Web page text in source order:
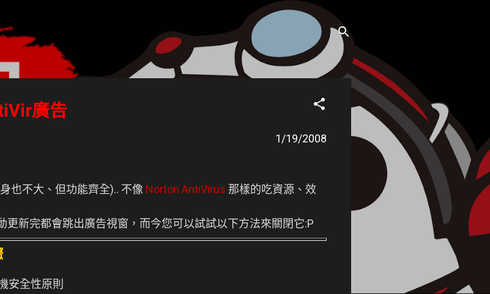
廣告
1/19/2008
也不大、但功能齊全).. 不像 Norton AntiVirus 那樣的吃資源、效
更新完都會跳出廣告視窗，而今您可以試試以下方法來關閉它:P
安全性原則